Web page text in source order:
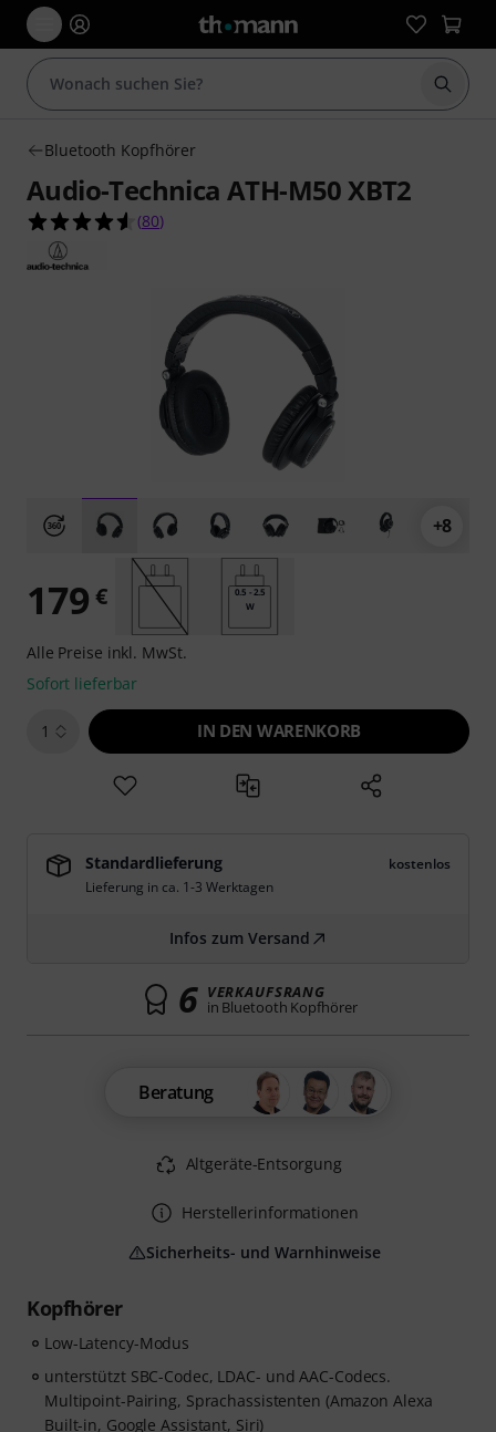
Suche
Bluetooth Kopfhörer
Audio-Technica ATH-M50 XBT2
4.6 von 5 Sternen aus 80 Kundenbewertungen
(80)
+8
Kopfhörer
Low-Latency-Modus
unterstützt SBC-Codec, LDAC- und AAC-Codecs.
Multipoint-Pairing, Sprachassistenten (Amazon Alexa
Built-in, Google Assistant, Siri)
179 €
0.5 - 2.5
W
Alle Preise inkl. MwSt.
Sofort lieferbar
1 IN DEN WARENKORB
Standardlieferung
kostenlos
Lieferung in ca. 1-3 Werktagen
Infos zum Versand
6 VERKAUFSRANG
in Bluetooth Kopfhörer
Beratung
Altgeräte-Entsorgung
Herstellerinformationen
Sicherheits- und Warnhinweise